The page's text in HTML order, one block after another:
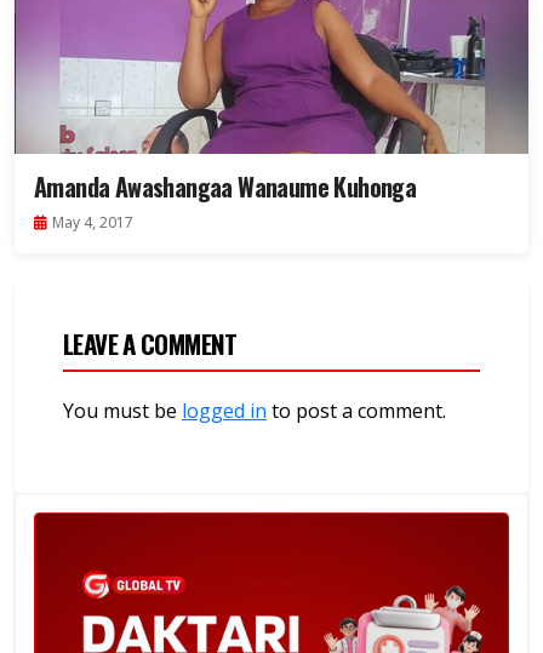
Amanda Awashangaa Wanaume Kuhonga
May 4, 2017
LEAVE A COMMENT
You must be logged in to post a comment.